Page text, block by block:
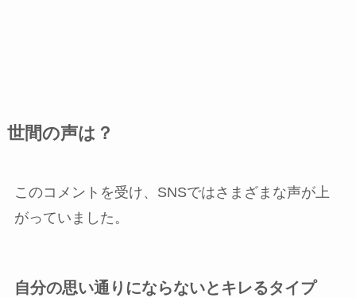
世間の声は？
このコメントを受け、SNSではさまざまな声が上
がっていました。
自分の思い通りにならないとキレるタイプ